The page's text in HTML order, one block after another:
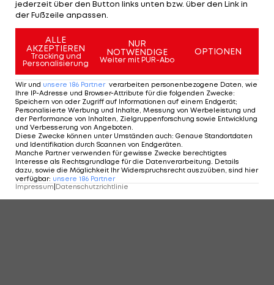
jederzeit über den Button links unten bzw. über den Link in
der Fußzeile anpassen.
ALLE
AKZEPTIEREN
Tracking und
Personalisierung
NUR
NOTWENDIGE
Weiter mit PUR-Abo
OPTIONEN
Wir und unsere 186 Partner verarbeiten personenbezogene Daten, wie
Ihre IP-Adresse und Browser-Attribute für die folgenden Zwecke:
Speichern von oder Zugriff auf Informationen auf einem Endgerät;
Personalisierte Werbung und Inhalte, Messung von Werbeleistung und
der Performance von Inhalten, Zielgruppenforschung sowie Entwicklung
und Verbesserung von Angeboten.
Diese Zwecke können unter Umständen auch: Genaue Standortdaten
und Identifikation durch Scannen von Endgeräten.
Manche Partner verwenden für gewisse Zwecke berechtigtes
Interesse als Rechtsgrundlage für die Datenverarbeitung. Details
dazu, sowie die Möglichkeit Ihr Widerspruchsrecht auszuüben, sind hier
verfügbar: unsere 186 Partner
Impressum Datenschutzrichtlinie